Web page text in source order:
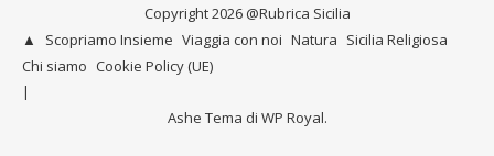
Copyright 2026 @Rubrica Sicilia
▲
Scopriamo Insieme Viaggia con noi Natura Sicilia Religiosa
Chi siamo Cookie Policy (UE)
Ashe Tema di WP Royal.